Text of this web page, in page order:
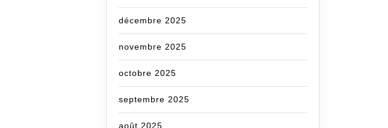
décembre 2025
novembre 2025
octobre 2025
septembre 2025
août 2025